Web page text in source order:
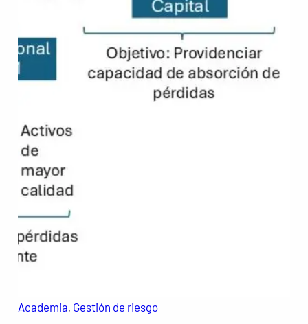
Academia, Gestión de riesgo